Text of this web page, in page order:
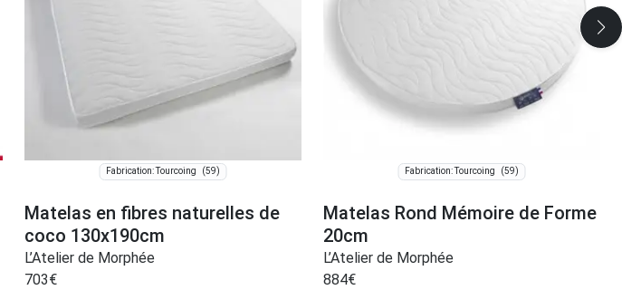
Fabrication: Tourcoing (59)
Matelas en fibres naturelles de
coco 130x190cm
L’Atelier de Morphée
703€
Fabrication: Tourcoing (59)
Matelas Rond Mémoire de Forme
20cm
L’Atelier de Morphée
884€